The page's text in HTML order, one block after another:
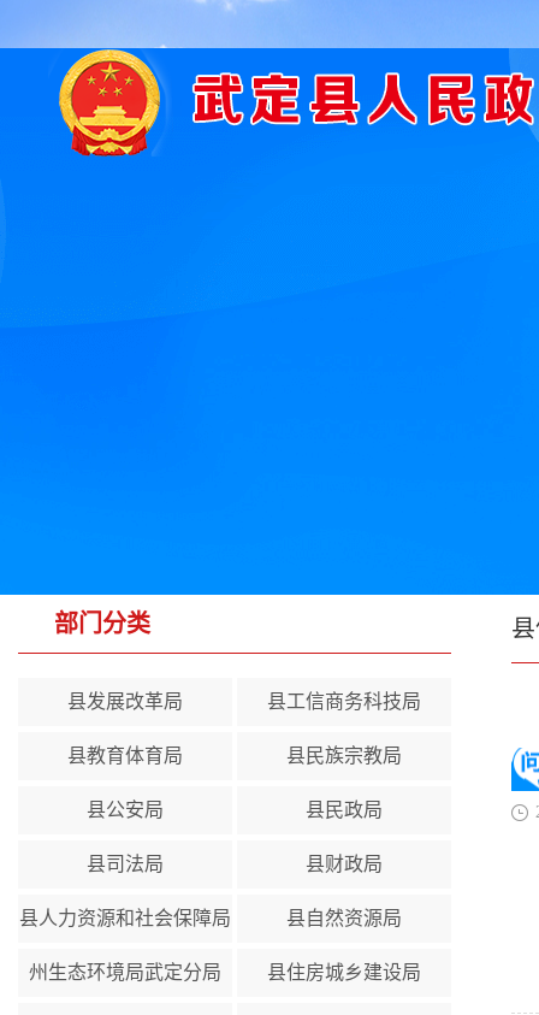
部门分类
县发展改革局 县工信商务科技局
县教育体育局 县民族宗教局
县公安局 县民政局
县司法局 县财政局
县人力资源和社会保障局 县自然资源局
州生态环境局武定分局 县住房城乡建设局